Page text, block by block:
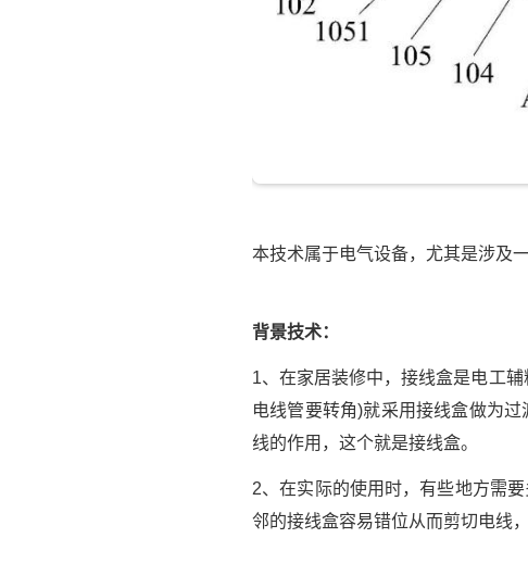
本技术属于电气设备，尤其是涉及
背景技术：
1、在家居装修中，接线盒是电工
电线管要转角)就采用接线盒做为
线的作用，这个就是接线盒。
2、在实际的使用时，有些地方需
邻的接线盒容易错位从而剪切电线